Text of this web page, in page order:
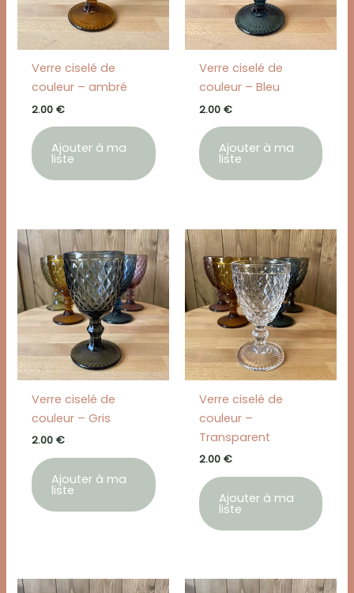
Verre ciselé de
couleur – ambré
2.00 €
Ajouter à ma
liste
Verre ciselé de
couleur – Bleu
2.00 €
Ajouter à ma
liste
Verre ciselé de
couleur – Gris
2.00 €
Ajouter à ma
liste
Verre ciselé de
couleur –
Transparent
2.00 €
Ajouter à ma
liste